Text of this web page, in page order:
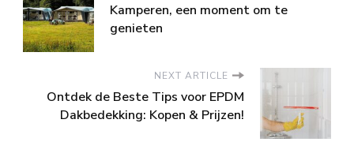
Kamperen, een moment om te
genieten
NEXT ARTICLE
Ontdek de Beste Tips voor EPDM
Dakbedekking: Kopen & Prijzen!